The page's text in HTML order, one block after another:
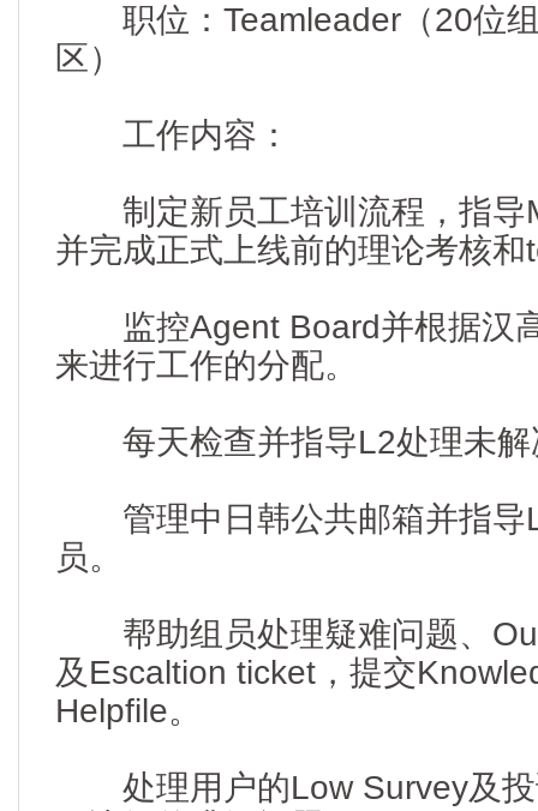
职位：Teamleader（20位组
区）
工作内容：
制定新员工培训流程，指导
并完成正式上线前的理论考核
监控Agent Board并根据汉
来进行工作的分配。
每天检查并指导L2处理未解
管理中日韩公共邮箱并指导
员。
帮助组员处理疑难问题、
及Escaltion ticket，提交
Helpfile。
处理用户的Low Survey及投